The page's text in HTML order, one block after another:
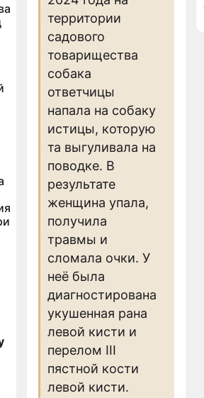
территории
садового
товарищества
собака
ответчицы
напала на собаку
истицы, которую
та выгуливала на
поводке. В
результате
женщина упала,
получила
травмы и
сломала очки. У
неё была
диагностирована
укушенная рана
левой кисти и
перелом III
пястной кости
левой кисти.